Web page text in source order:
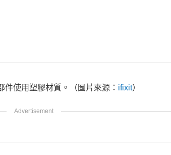
使用塑膠材質。 （圖片來源： ifixit）